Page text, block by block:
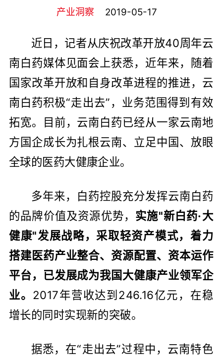
产业洞察 2019-05-17
近日，记者从庆祝改革开放40周年云
南白药媒体见面会上获悉，近年来，随着
国家改革开放和自身改革进程的推进，云
南白药积极“走出去”，业务范围得到有效
拓宽。目前，云南白药已经从一家云南地
方国企成长为扎根云南、立足中国、放眼
全球的医药大健康企业。
多年来，白药控股充分发挥云南白药
的品牌价值及资源优势， 实施"新白药·大
健康"发展战略，采取轻资产模式，着力
搭建医药产业整合、资源配置、资本运作
平台，已发展成为我国大健康产业领军企
业。 2017年营收达到246.16亿元，在稳
增长的同时实现新的突破。
据悉，在“走出去”过程中，云南特色